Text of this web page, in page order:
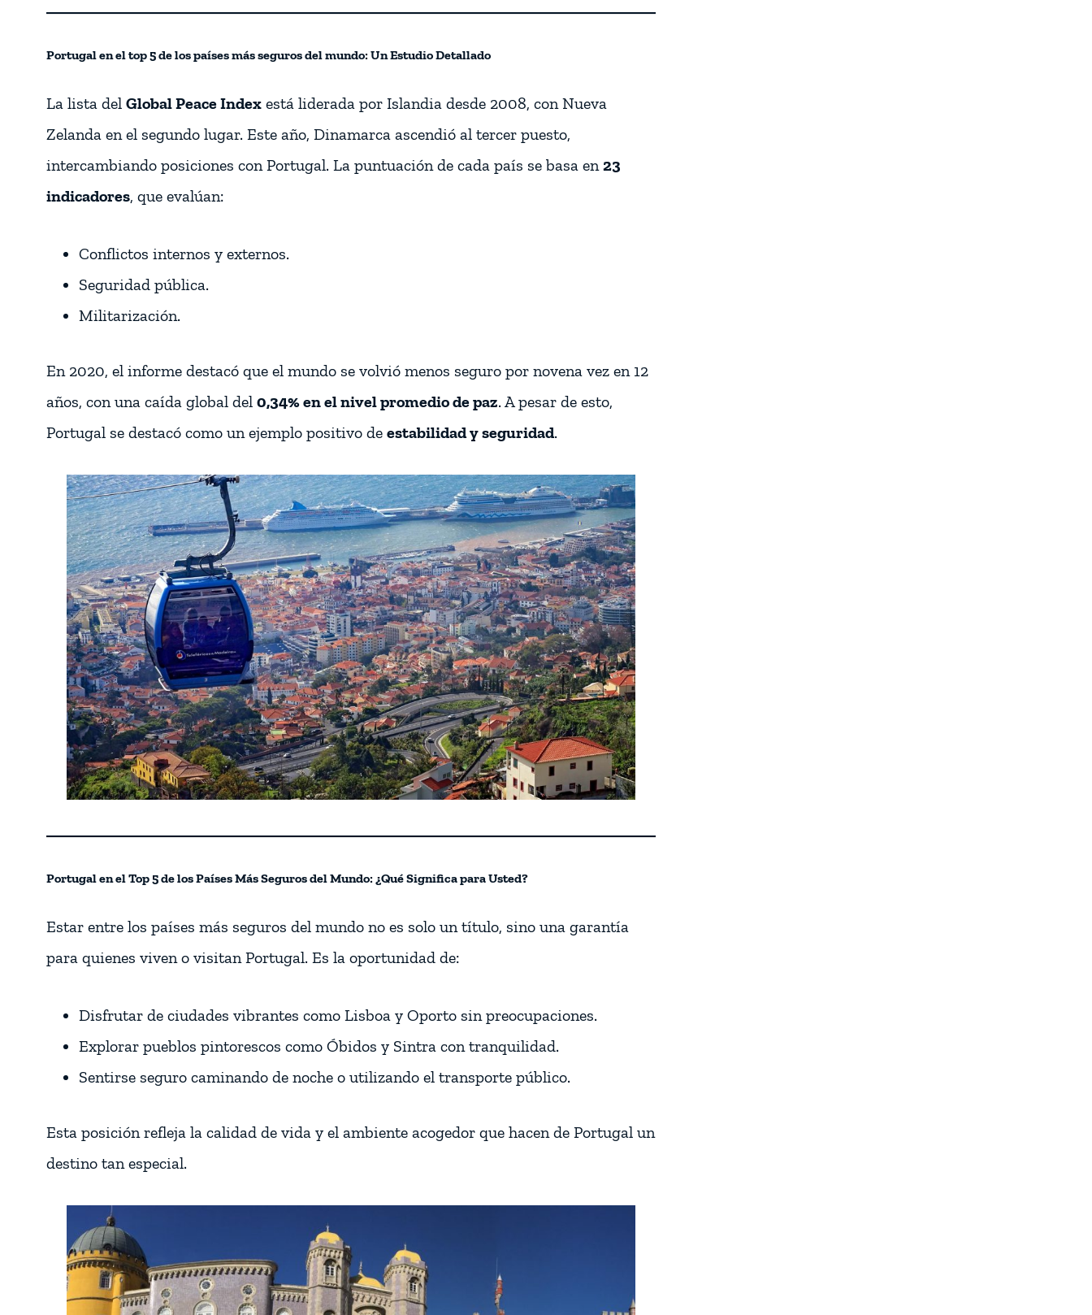
Portugal en el top 5 de los países más seguros del mundo: Un Estudio Detallado
La lista del Global Peace Index está liderada por Islandia desde 2008, con Nueva
Zelanda en el segundo lugar. Este año, Dinamarca ascendió al tercer puesto,
intercambiando posiciones con Portugal. La puntuación de cada país se basa en 23
indicadores, que evalúan:
Conflictos internos y externos.
Seguridad pública.
Militarización.
En 2020, el informe destacó que el mundo se volvió menos seguro por novena vez en 12
años, con una caída global del 0,34% en el nivel promedio de paz. A pesar de esto,
Portugal se destacó como un ejemplo positivo de estabilidad y seguridad.
Portugal en el Top 5 de los Países Más Seguros del Mundo: ¿Qué Significa para Usted?
Estar entre los países más seguros del mundo no es solo un título, sino una garantía
para quienes viven o visitan Portugal. Es la oportunidad de:
Disfrutar de ciudades vibrantes como Lisboa y Oporto sin preocupaciones.
Explorar pueblos pintorescos como Óbidos y Sintra con tranquilidad.
Sentirse seguro caminando de noche o utilizando el transporte público.
Esta posición refleja la calidad de vida y el ambiente acogedor que hacen de Portugal un
destino tan especial.